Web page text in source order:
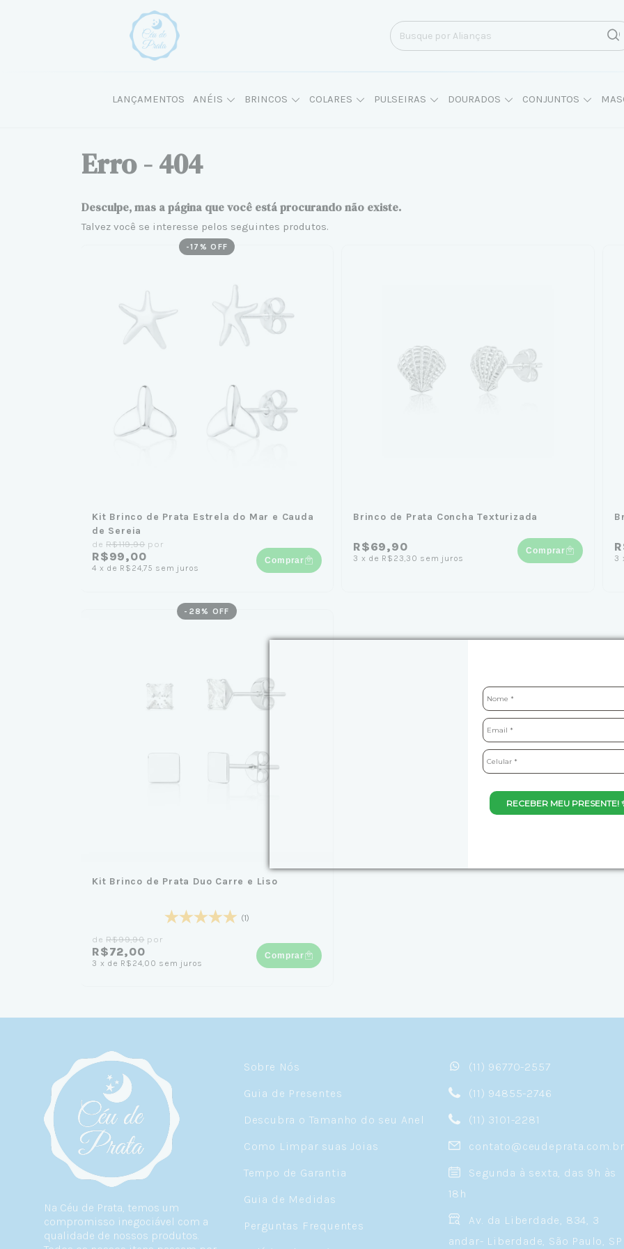
RECEBER MEU PRESENTE!
LANÇAMENTOS ANÉIS BRINCOS COLARES PULSEIRAS DOURADOS CONJUNTOS
Erro - 404
Desculpe, mas a página que você está procurando não existe.
Talvez você se interesse pelos seguintes produtos.
-17 % OFF
Kit Brinco de Prata Estrela do Mar e Cauda
de Sereia
deR$119,90 por
R$99,00
4 x de R$24,75 sem juros
Comprar
Brinco de Prata Concha Texturizada
R$69,90
3 x de R$23,30 sem juros
Comprar
3
- 28 % OFF
Kit Brinco de Prata Duo Carre e Liso
(1)
deR$99,90por
R$72,00
3 x de R$24,00 sem juros
Comprar
Na Céu de Prata, temos um
compromisso inegociável com a
qualidade de nossos produtos.
Sobre Nós
Guia de Presentes
Descubra o Tamanho do seu Anel
Como Limpar suas Joias
Tempo de Garantia
Guia de Medidas
Perguntas Frequentes
(11) 96770-2557
(11) 94855-2746
(11) 3101-2281
contato@ceudeprata.com.br
Segunda à sexta, das 9h às
18h
Av. da Liberdade, 834, 3
andar- Liberdade, São Paulo, SP